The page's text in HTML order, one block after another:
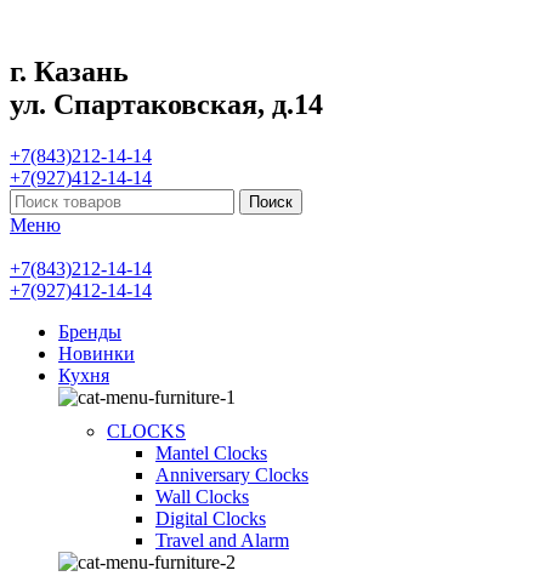
г. Казань
ул. Спартаковская, д.14
+7(843)212-14-14
+7(927)412-14-14
Поиск
Меню
+7(843)212-14-14
+7(927)412-14-14
Бренды
Новинки
Кухня
CLOCKS
Mantel Clocks
Anniversary Clocks
Wall Clocks
Digital Clocks
Travel and Alarm